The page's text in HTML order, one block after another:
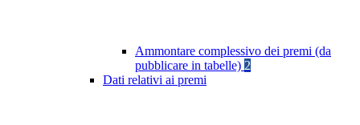
Ammontare complessivo dei premi (da
pubblicare in tabelle) 2
Dati relativi ai premi